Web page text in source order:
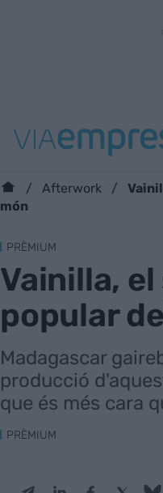
Afterwork
món
PRÈMIUM
Vainilla,
popular
Madagascar
producció
que és més cara
PRÈMIUM